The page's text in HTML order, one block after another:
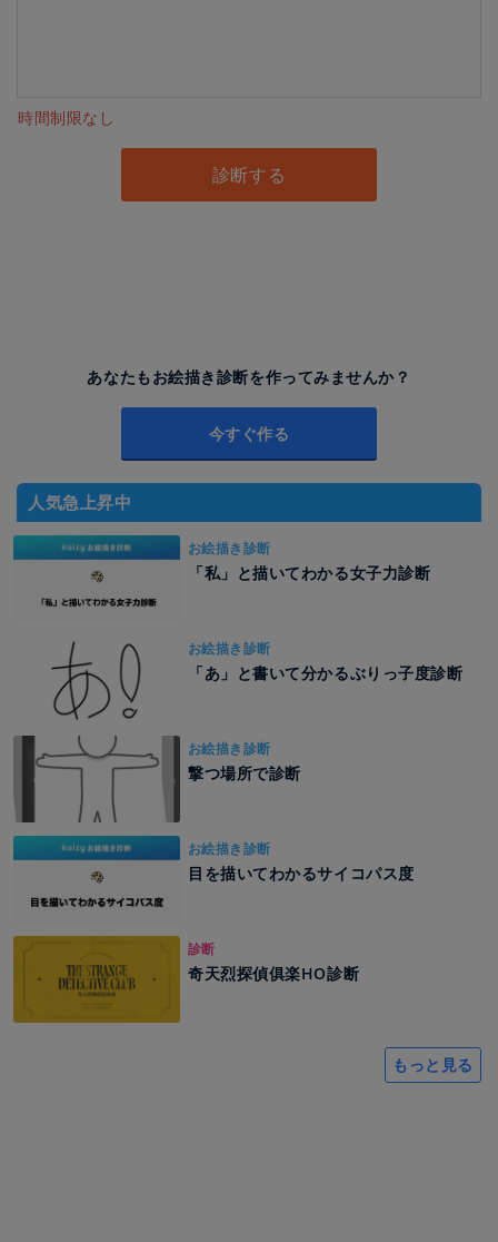
時間制限なし
診断する
あなたもお絵描き診断を作ってみませんか？
今すぐ作る
人気急上昇中
お絵描き診断
「私」と描いてわかる女子力診断
お絵描き診断
「あ」と書いて分かるぶりっ子度診断
お絵描き診断
撃つ場所で診断
お絵描き診断
目を描いてわかるサイコパス度
診断
奇天烈探偵俱楽HO診断
もっと見る